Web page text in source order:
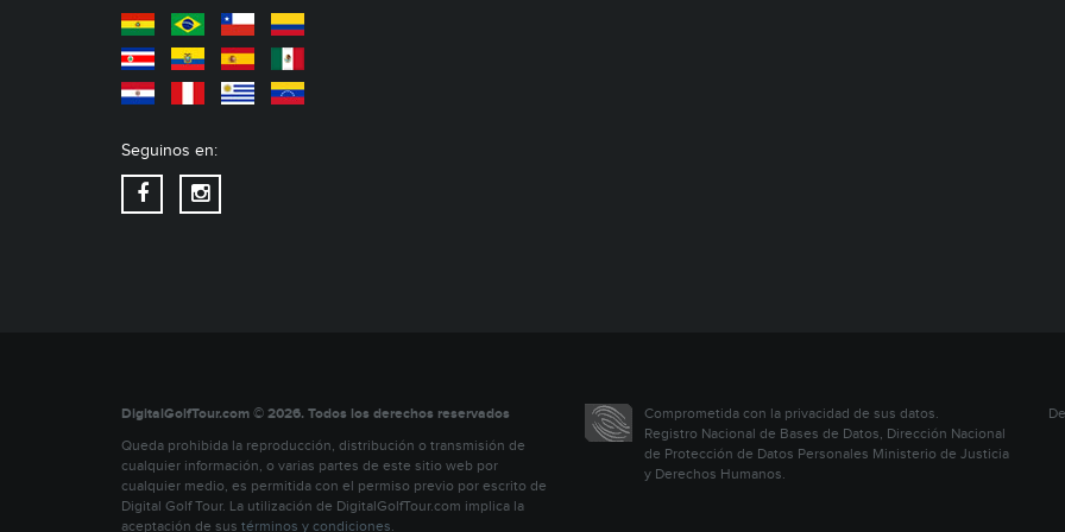
Seguinos en:
DigitalGolfTour.com © 2026. Todos los derechos reservados
Queda prohibida la reproducción, distribución o transmisión de
cualquier información, o varias partes de este sitio web por
cualquier medio, es permitida con el permiso previo por escrito de
Digital Golf Tour. La utilización de DigitalGolfTour.com implica la
aceptación de sus términos y condiciones.
Comprometida con la privacidad de sus datos.
Registro Nacional de Bases de Datos, Dirección Nacional
de Protección de Datos Personales Ministerio de Justicia
y Derechos Humanos.